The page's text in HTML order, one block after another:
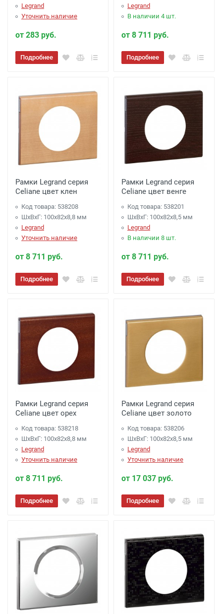
Legrand
Уточнить наличие
от 283 руб.
Подробнее
Legrand
В наличии 4 шт.
от 8 711 руб.
Подробнее
Рамки Legrand серия
Celiane цвет клен
Код товара: 538208
ШхВхГ: 100x82x8,8 мм
Legrand
Уточнить наличие
от 8 711 руб.
Подробнее
Рамки Legrand серия
Celiane цвет венге
Код товара: 538201
ШхВхГ: 100x82x8,5 мм
Legrand
В наличии 8 шт.
от 8 711 руб.
Подробнее
Рамки Legrand серия
Celiane цвет орех
Код товара: 538218
ШхВхГ: 100x82x8,8 мм
Legrand
Уточнить наличие
от 8 711 руб.
Подробнее
Рамки Legrand серия
Celiane цвет золото
Код товара: 538206
ШхВхГ: 100x82x8,5 мм
Legrand
Уточнить наличие
от 17 037 руб.
Подробнее